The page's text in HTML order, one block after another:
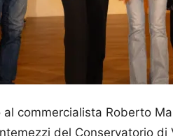
commercialista Roberto
del Conservatorio di